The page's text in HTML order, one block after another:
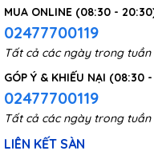
Tản nhiệt
MUA ONLINE (08:30 -
02477700119
Tất cả các ngày trong tuần
GÓP Ý & KHIẾU NẠI (08:30
02477700119
Tất cả các ngày trong tuần
LIÊN KẾT SÀN